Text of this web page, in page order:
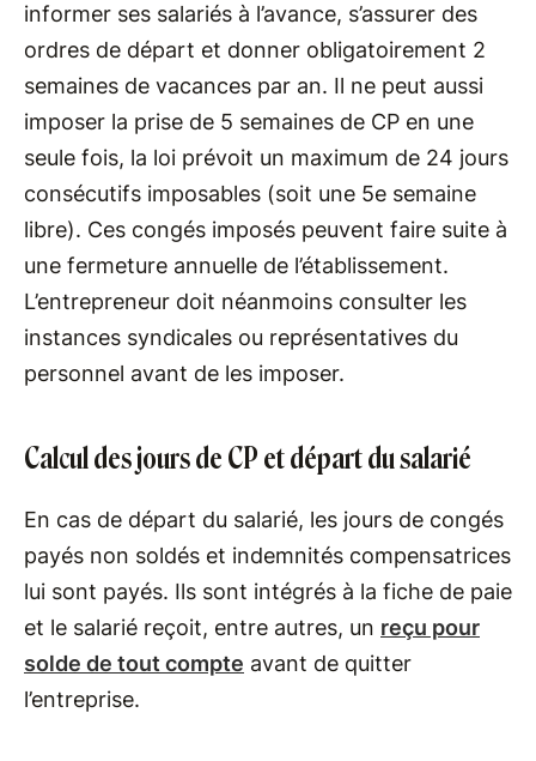
informer ses salariés à l’avance, s’assurer des
ordres de départ et donner obligatoirement 2
semaines de vacances par an. Il ne peut aussi
imposer la prise de 5 semaines de CP en une
seule fois, la loi prévoit un maximum de 24 jours
consécutifs imposables (soit une 5e semaine
libre). Ces congés imposés peuvent faire suite à
une fermeture annuelle de l’établissement.
L’entrepreneur doit néanmoins consulter les
instances syndicales ou représentatives du
personnel avant de les imposer.
Calcul des jours de CP et départ du salarié
En cas de départ du salarié, les jours de congés
payés non soldés et indemnités compensatrices
lui sont payés. Ils sont intégrés à la fiche de paie
et le salarié reçoit, entre autres, un reçu pour
solde de tout compte avant de quitter
l’entreprise.